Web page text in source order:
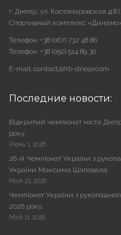
г. Днепр, ул. Костомаровская
Cпортивный комплекс
Телефон: +38 (067) 732 48 86
Телефон: +38 (050) 514 89 30
E-mail: contact@frb-dnepr.com
Последние новости:
Відкритий чемпіонат міста
року.
Июнь 1, 2026
26-й Чемпіонат України з
України Максима Шаповала.
Май 23, 2026
Чемпіонат України з
2026 року.
Май 11, 2026